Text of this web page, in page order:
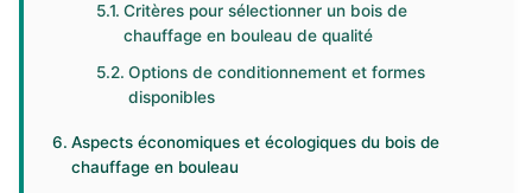
Critères pour sélectionner un bois de
chauffage en bouleau de qualité
Options de conditionnement et formes
disponibles
Aspects économiques et écologiques du bois de
chauffage en bouleau